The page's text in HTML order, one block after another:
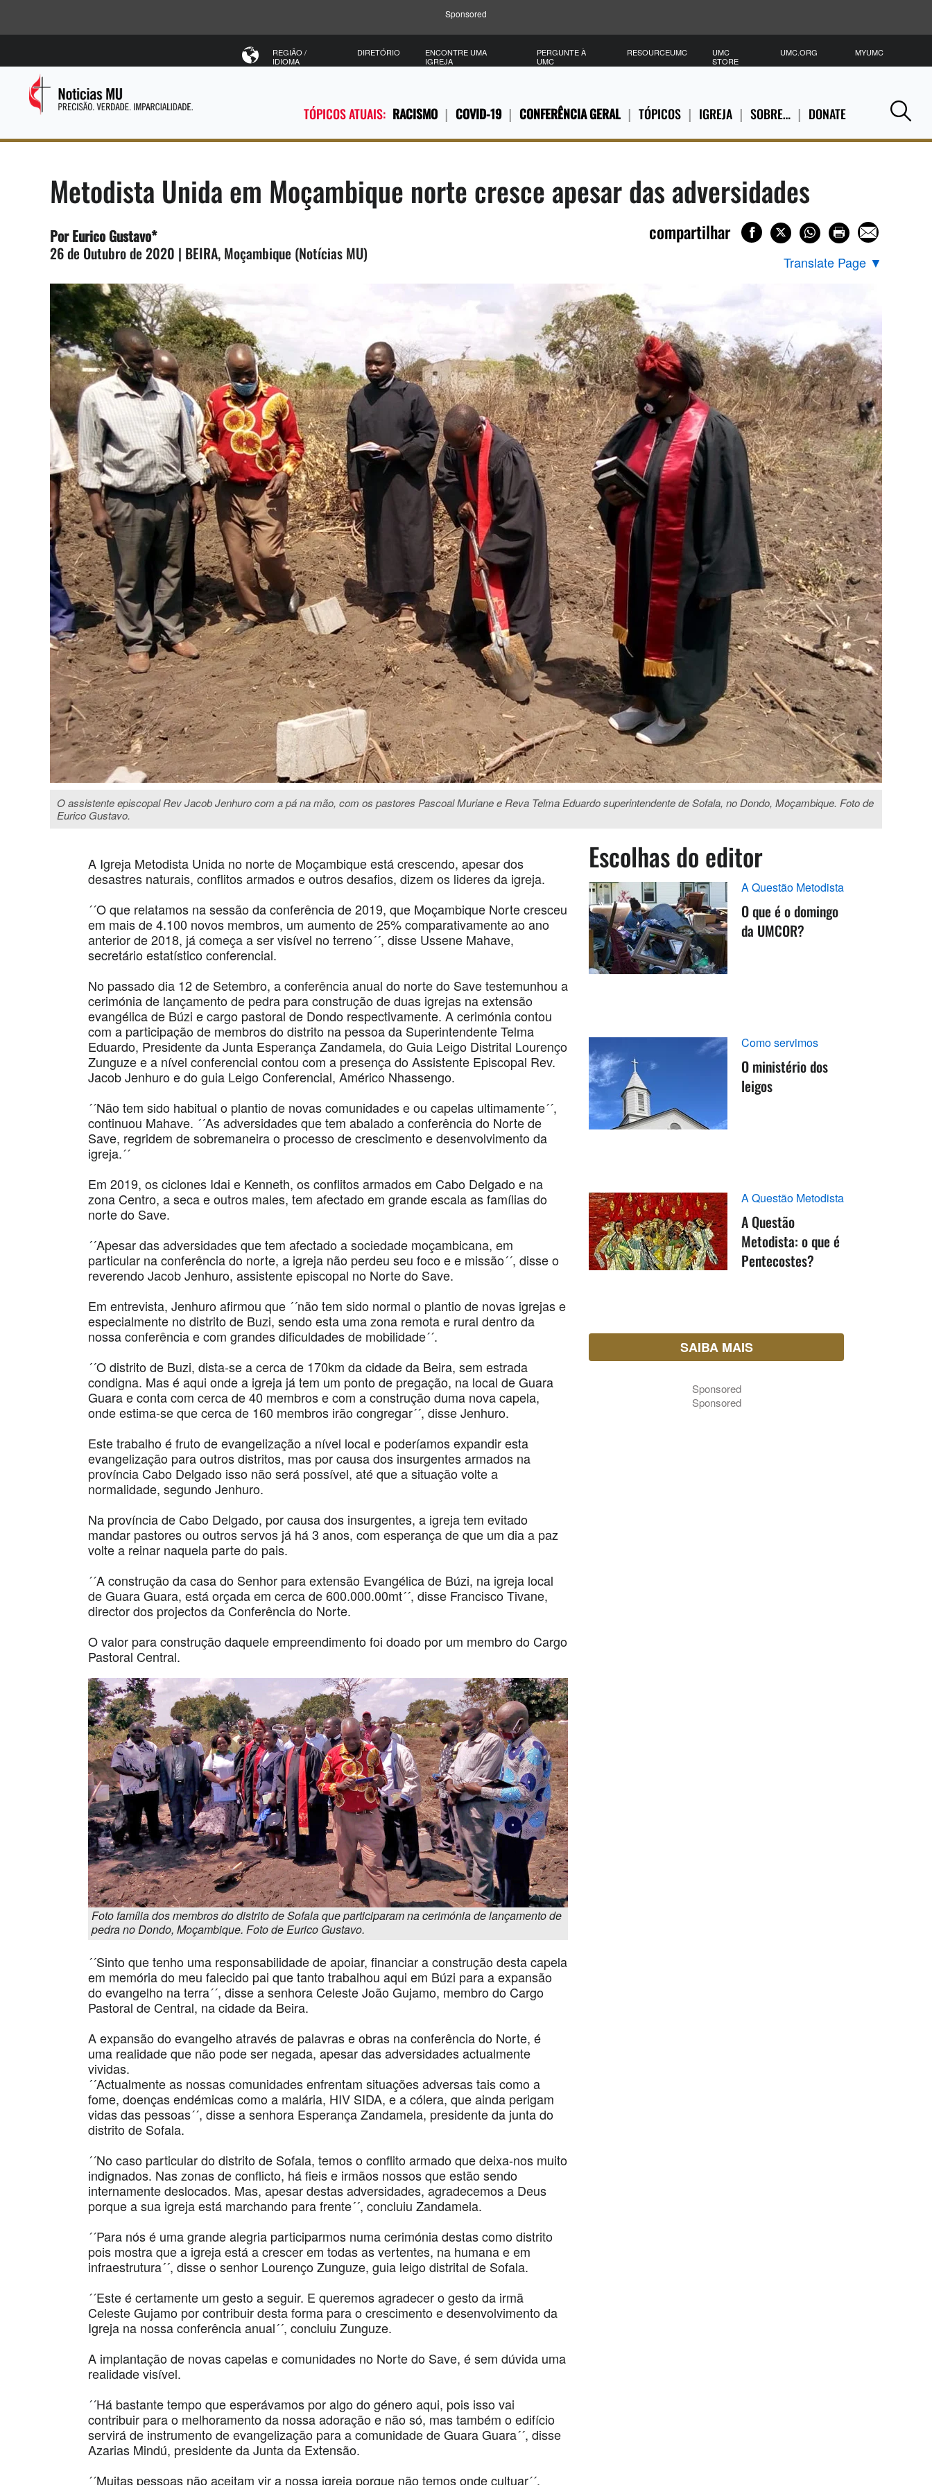
Sponsored
TÓPICOS ATUAIS: RACISMO COVID-19 CONFERÊNCIA GERAL TÓPICOS IGREJA SOBRE… DONATE
REGIÃO /
IDIOMA
DIRETÓRIO
ENCONTRE UMA
IGREJA
PERGUNTE À
UMC
RESOURCEUMC
UMC
STORE
UMC.ORG MYUMC
Metodista Unida em Moçambique norte cresce apesar das adversidades
Por Eurico Gustavo*
26 de Outubro de 2020 | BEIRA, Moçambique (Notícias MU)
compartilhar
Translate Page ▼
O assistente episcopal Rev Jacob Jenhuro com a pá na mão, com os pastores Pascoal Muriane e Reva Telma Eduardo superintendente de Sofala, no Dondo, Moçambique. Foto de
Eurico Gustavo.
A Igreja Metodista Unida no norte de Moçambique está crescendo, apesar dos
desastres naturais, conflitos armados e outros desafios, dizem os lideres da igreja.
´´O que relatamos na sessão da conferência de 2019, que Moçambique Norte cresceu
em mais de 4.100 novos membros, um aumento de 25% comparativamente ao ano
anterior de 2018, já começa a ser visível no terreno´´, disse Ussene Mahave,
secretário estatístico conferencial.
No passado dia 12 de Setembro, a conferência anual do norte do Save testemunhou a
cerimónia de lançamento de pedra para construção de duas igrejas na extensão
evangélica de Búzi e cargo pastoral de Dondo respectivamente. A cerimónia contou
com a participação de membros do distrito na pessoa da Superintendente Telma
Eduardo, Presidente da Junta Esperança Zandamela, do Guia Leigo Distrital Lourenço
Zunguze e a nível conferencial contou com a presença do Assistente Episcopal Rev.
Jacob Jenhuro e do guia Leigo Conferencial, Américo Nhassengo.
´´Não tem sido habitual o plantio de novas comunidades e ou capelas ultimamente´´,
continuou Mahave. ´´As adversidades que tem abalado a conferência do Norte de
Save, regridem de sobremaneira o processo de crescimento e desenvolvimento da
igreja.´´
Em 2019, os ciclones Idai e Kenneth, os conflitos armados em Cabo Delgado e na
zona Centro, a seca e outros males, tem afectado em grande escala as famílias do
norte do Save.
´´Apesar das adversidades que tem afectado a sociedade moçambicana, em
particular na conferência do norte, a igreja não perdeu seu foco e e missão´´, disse o
reverendo Jacob Jenhuro, assistente episcopal no Norte do Save.
Em entrevista, Jenhuro afirmou que ´´não tem sido normal o plantio de novas igrejas e
especialmente no distrito de Buzi, sendo esta uma zona remota e rural dentro da
nossa conferência e com grandes dificuldades de mobilidade´´.
´´O distrito de Buzi, dista-se a cerca de 170km da cidade da Beira, sem estrada
condigna. Mas é aqui onde a igreja já tem um ponto de pregação, na local de Guara
Guara e conta com cerca de 40 membros e com a construção duma nova capela,
onde estima-se que cerca de 160 membros irão congregar´´, disse Jenhuro.
Este trabalho é fruto de evangelização a nível local e poderíamos expandir esta
evangelização para outros distritos, mas por causa dos insurgentes armados na
província Cabo Delgado isso não será possível, até que a situação volte a
normalidade, segundo Jenhuro.
Na província de Cabo Delgado, por causa dos insurgentes, a igreja tem evitado
mandar pastores ou outros servos já há 3 anos, com esperança de que um dia a paz
volte a reinar naquela parte do pais.
´´A construção da casa do Senhor para extensão Evangélica de Búzi, na igreja local
de Guara Guara, está orçada em cerca de 600.000.00mt´´, disse Francisco Tivane,
director dos projectos da Conferência do Norte.
O valor para construção daquele empreendimento foi doado por um membro do Cargo
Pastoral Central.
Foto família dos membros do distrito de Sofala que participaram na cerimónia de lançamento de
pedra no Dondo, Moçambique. Foto de Eurico Gustavo.
´´Sinto que tenho uma responsabilidade de apoiar, financiar a construção desta capela
em memória do meu falecido pai que tanto trabalhou aqui em Búzi para a expansão
do evangelho na terra´´, disse a senhora Celeste João Gujamo, membro do Cargo
Pastoral de Central, na cidade da Beira.
A expansão do evangelho através de palavras e obras na conferência do Norte, é
uma realidade que não pode ser negada, apesar das adversidades actualmente
vividas.
´´Actualmente as nossas comunidades enfrentam situações adversas tais como a
fome, doenças endémicas como a malária, HIV SIDA, e a cólera, que ainda perigam
vidas das pessoas´´, disse a senhora Esperança Zandamela, presidente da junta do
distrito de Sofala.
´´No caso particular do distrito de Sofala, temos o conflito armado que deixa-nos muito
indignados. Nas zonas de conflicto, há fieis e irmãos nossos que estão sendo
internamente deslocados. Mas, apesar destas adversidades, agradecemos a Deus
porque a sua igreja está marchando para frente´´, concluiu Zandamela.
´´Para nós é uma grande alegria participarmos numa cerimónia destas como distrito
pois mostra que a igreja está a crescer em todas as vertentes, na humana e em
infraestrutura´´, disse o senhor Lourenço Zunguze, guia leigo distrital de Sofala.
´´Este é certamente um gesto a seguir. E queremos agradecer o gesto da irmã
Celeste Gujamo por contribuir desta forma para o crescimento e desenvolvimento da
Igreja na nossa conferência anual´´, concluiu Zunguze.
A implantação de novas capelas e comunidades no Norte do Save, é sem dúvida uma
realidade visível.
´´Há bastante tempo que esperávamos por algo do género aqui, pois isso vai
contribuir para o melhoramento da nossa adoração e não só, mas também o edifício
servirá de instrumento de evangelização para a comunidade de Guara Guara´´, disse
Azarias Mindú, presidente da Junta da Extensão.
´´Muitas pessoas não aceitam vir a nossa igreja porque não temos onde cultuar´´,
Escolhas do editor
A Questão Metodista
O que é o domingo
da UMCOR?
Como servimos
O ministério dos
leigos
A Questão Metodista
A Questão
Metodista: o que é
Pentecostes?
SAIBA MAIS
Sponsored
Sponsored